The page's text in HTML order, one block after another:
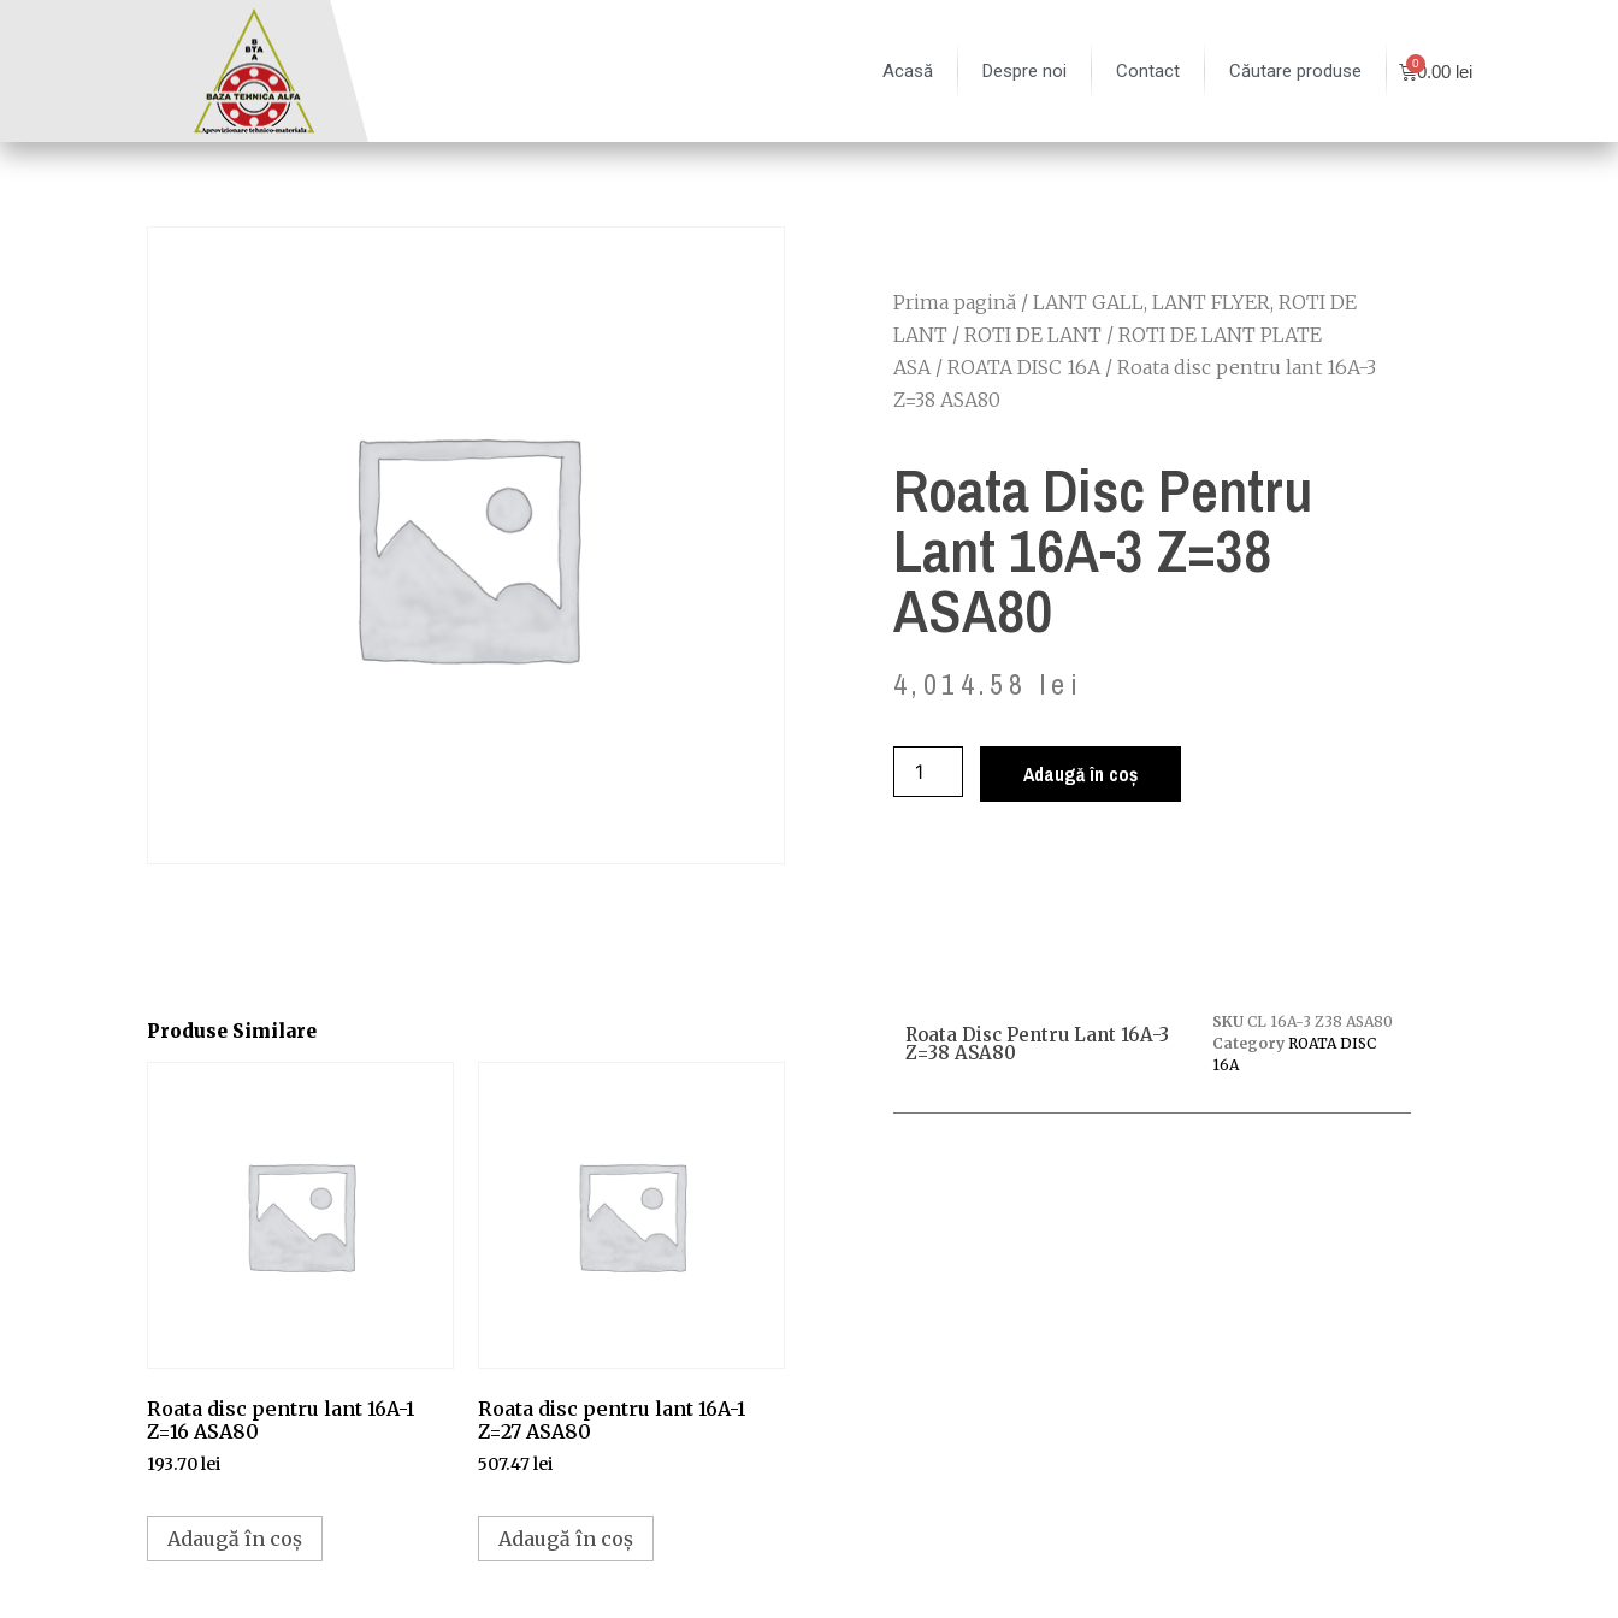
Acasă Despre noi Contact Căutare produse 0.00 lei
Prima pagină / LANT GALL, LANT FLYER, ROTI DE
LANT / ROTI DE LANT / ROTI DE LANT PLATE
ASA/ ROATA DISC 16A/ Roata disc pentru lant 16A-3
Z=38 ASA80
Roata Disc Pentru
Lant 16A-3 Z=38
ASA80
4,014.58 lei
Adaugă în coș
Produse Similare
Roata disc pentru lant 16A-1
Z=16 ASA80
193.70lei
Adaugă în coș
Roata disc pentru lant 16A-1
Z=27 ASA80
507.47lei
Adaugă în coș
Roata Disc Pentru Lant 16A-3
Z=38 ASA80
SKU CL 16A-3 Z38 ASA80
Category ROATA DISC
16A